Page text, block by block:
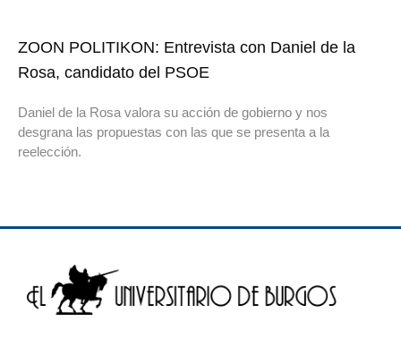
ZOON POLITIKON: Entrevista con Daniel de la
Rosa, candidato del PSOE
Daniel de la Rosa valora su acción de gobierno y nos
desgrana las propuestas con las que se presenta a la
reelección.